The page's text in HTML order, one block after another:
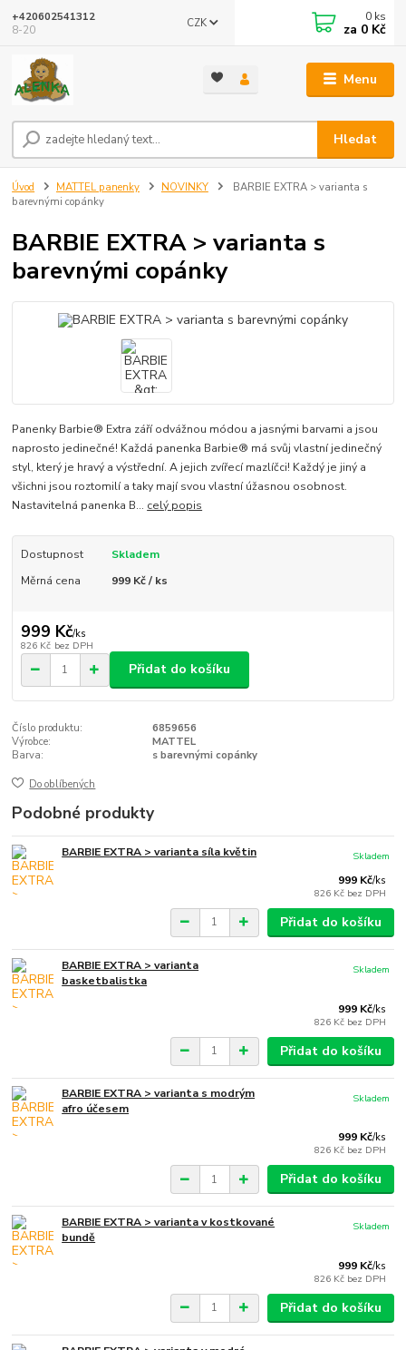
Menu
CZK
Hledat
+420602541312
8-20
0 ks
za 0 Kč
Úvod MATTEL panenky NOVINKY
BARBIE EXTRA > varianta s
barevnými copánky
BARBIE EXTRA > varianta s
barevnými copánky
Panenky Barbie® Extra září odvážnou módou a jasnými barvami a jsou
naprosto jedinečné! Každá panenka Barbie® má svůj vlastní jedinečný
styl, který je hravý a výstřední. A jejich zvířecí mazlíčci! Každý je jiný a
všichni jsou roztomilí a taky mají svou vlastní úžasnou osobnost.
Nastavitelná panenka B... celý popis
Dostupnost
Skladem
Měrná cena
999 Kč / ks
999 Kč/ks
826 Kč bez DPH
Přidat do košíku
Číslo produktu:
6859656
Výrobce:
MATTEL
Barva:
s barevnými copánky
Do oblíbených
Podobné produkty
BARBIE EXTRA > varianta síla květin
999 Kč/ks
826 Kč bez DPH
Skladem
Přidat do košíku
BARBIE EXTRA > varianta
basketbalistka
999 Kč/ks
826 Kč bez DPH
Skladem
Přidat do košíku
BARBIE EXTRA > varianta s modrým
afro účesem
999 Kč/ks
826 Kč bez DPH
Skladem
Přidat do košíku
BARBIE EXTRA > varianta v kostkované
bundě
999 Kč/ks
826 Kč bez DPH
Skladem
Přidat do košíku